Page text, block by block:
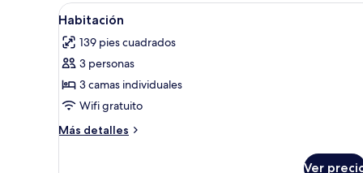
Abrir
todas
las
fotos
de
Habitación
Habitación de hotel con dos
8
Habitación
139 pies cuadrados
3 personas
3 camas individuales
Wifi gratuito
Más detalles
Más
Ver